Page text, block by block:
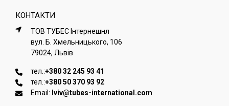
КОНТАКТИ
ТОВ ТУБЕС Iнтернешнл
вул. Б. Хмельницького, 106
79024, Львiв
тел.:+380 32 245 93 41
тел.:+380 50 370 93 92
Email: lviv@tubes-international.com